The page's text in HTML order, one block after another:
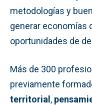
metodologías y
generar economías
oportunidades de
Más de 300
previamente
territorial,